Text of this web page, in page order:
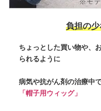
負担の
ちょっとした買い物や、
られるように
病気や抗がん剤の治療中
「帽子用ウィッグ」